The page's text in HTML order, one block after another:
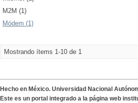
M2M (1)
Módem (1)
Mostrando ítems 1-10 de 1
Hecho en México. Universidad Nacional
Este es un portal integrado a la página web